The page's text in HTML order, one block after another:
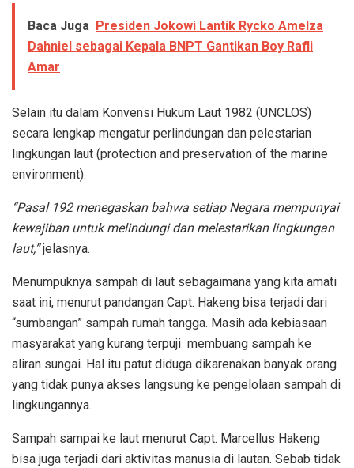
Baca Juga Presiden Jokowi Lantik Rycko Amelza
Dahniel sebagai Kepala BNPT Gantikan Boy Rafli
Amar
Selain itu dalam Konvensi Hukum Laut 1982 (UNCLOS)
secara lengkap mengatur perlindungan dan pelestarian
lingkungan laut (protection and preservation of the marine
environment).
“Pasal 192 menegaskan bahwa setiap Negara mempunyai
kewajiban untuk melindungi dan melestarikan lingkungan
laut,”jelasnya.
Menumpuknya sampah di laut sebagaimana yang kita amati
saat ini, menurut pandangan Capt. Hakeng bisa terjadi dari
“sumbangan” sampah rumah tangga. Masih ada kebiasaan
masyarakat yang kurang terpuji membuang sampah ke
aliran sungai. Hal itu patut diduga dikarenakan banyak orang
yang tidak punya akses langsung ke pengelolaan sampah di
lingkungannya.
Sampah sampai ke laut menurut Capt. Marcellus Hakeng
bisa juga terjadi dari aktivitas manusia di lautan. Sebab tidak